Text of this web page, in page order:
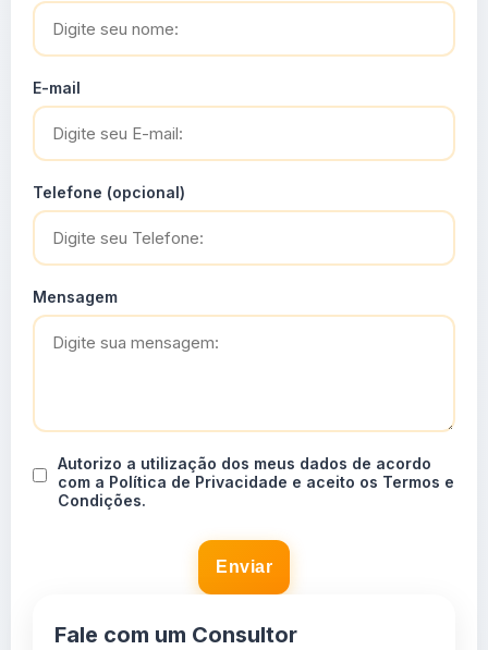
E-mail
Telefone (opcional)
Mensagem
Autorizo a utilização dos meus dados de acordo
com a Política de Privacidade e aceito os Termos e
Condições.
Enviar
Fale com um Consultor